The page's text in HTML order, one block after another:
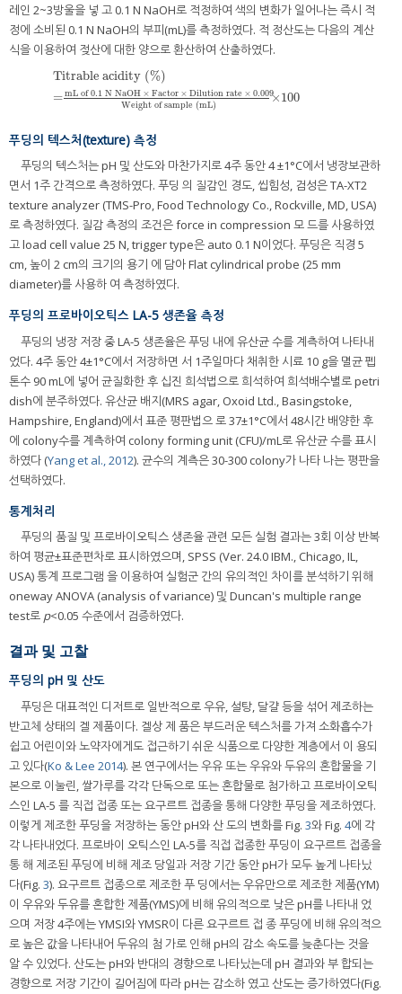
레인 2~3방울을 넣 고 0.1 N NaOH로 적정하여 색의 변화가 일어나는 즉시 적
정에 소비된 0.1 N NaOH의 부피(mL)를 측정하였다. 적 정산도는 다음의 계산
식을 이용하여 젖산에 대한 양으로 환산하여 산출하였다.
Titrable acidity (%)
= mL of 0.1 N NaOH × Factor × Dilution rate × 0.009
Weight of sample (mL)
×100
푸딩의 텍스처(texture) 측정
푸딩의 텍스처는 pH 및 산도와 마찬가지로 4주 동안 4 ±1°C에서 냉장보관하
면서 1주 간격으로 측정하였다. 푸딩 의 질감인 경도, 씹힘성, 검성은 TA-XT2
texture analyzer (TMS-Pro, Food Technology Co., Rockville, MD, USA)
로 측정하였다. 질감 측정의 조건은 force in compression 모 드를 사용하였
고 load cell value 25 N, trigger type은 auto 0.1 N이었다. 푸딩은 직경 5
cm, 높이 2 cm의 크기의 용기 에 담아 Flat cylindrical probe (25 mm
diameter)를 사용하 여 측정하였다.
푸딩의 프로바이오틱스 LA-5 생존율 측정
푸딩의 냉장 저장 중 LA-5 생존율은 푸딩 내에 유산균 수를 계측하여 나타내
었다. 4주 동안 4±1°C에서 저장하면 서 1주일마다 채취한 시료 10 g을 멸균 펩
톤수 90 mL에 넣어 균질화한 후 십진 희석법으로 희석하여 희석배수별로 petri
dish에 분주하였다. 유산균 배지(MRS agar, Oxoid Ltd., Basingstoke,
Hampshire, England)에서 표준 평판법으 로 37±1°C에서 48시간 배양한 후
에 colony수를 계측하여 colony forming unit (CFU)/mL로 유산균 수를 표시
하였다 (Yang et al., 2012). 균수의 계측은 30-300 colony가 나타 나는 평판을
선택하였다.
통계처리
푸딩의 품질 및 프로바이오틱스 생존율 관련 모든 실험 결과는 3회 이상 반복
하여 평균±표준편차로 표시하였으며, SPSS (Ver. 24.0 IBM., Chicago, IL,
USA) 통계 프로그램 을 이용하여 실험군 간의 유의적인 차이를 분석하기 위해
oneway ANOVA (analysis of variance) 및 Duncan's multiple range
test로 p<0.05 수준에서 검증하였다.
결과 및 고찰
푸딩의 pH 및 산도
푸딩은 대표적인 디저트로 일반적으로 우유, 설탕, 달걀 등을 섞어 제조하는
반고체 상태의 겔 제품이다. 겔상 제 품은 부드러운 텍스처를 가져 소화흡수가
쉽고 어린이와 노약자에게도 접근하기 쉬운 식품으로 다양한 계층에서 이 용되
고 있다(Ko & Lee 2014). 본 연구에서는 우유 또는 우유와 두유의 혼합물을 기
본으로 이눌린, 쌀가루를 각각 단독으로 또는 혼합물로 첨가하고 프로바이오틱
스인 LA-5 를 직접 접종 또는 요구르트 접종을 통해 다양한 푸딩을 제조하였다.
이렇게 제조한 푸딩을 저장하는 동안 pH와 산 도의 변화를 Fig. 3와 Fig. 4에 각
각 나타내었다. 프로바이 오틱스인 LA-5를 직접 접종한 푸딩이 요구르트 접종을
통 해 제조된 푸딩에 비해 제조 당일과 저장 기간 동안 pH가 모두 높게 나타났
다(Fig. 3). 요구르트 접종으로 제조한 푸 딩에서는 우유만으로 제조한 제품(YM)
이 우유와 두유를 혼합한 제품(YMS)에 비해 유의적으로 낮은 pH를 나타내 었
으며 저장 4주에는 YMSI와 YMSR이 다른 요구르트 접 종 푸딩에 비해 유의적으
로 높은 값을 나타내어 두유의 첨 가로 인해 pH의 감소 속도를 늦춘다는 것을
알 수 있었다. 산도는 pH와 반대의 경향으로 나타났는데 pH 결과와 부 합되는
경향으로 저장 기간이 길어짐에 따라 pH는 감소하 였고 산도는 증가하였다(Fig.